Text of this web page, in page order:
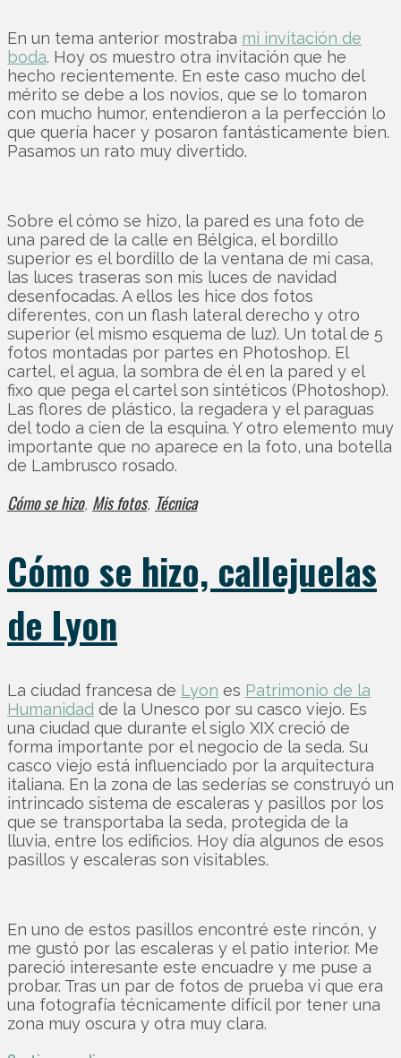
En un tema anterior mostraba mi invitación de
boda. Hoy os muestro otra invitación que he
hecho recientemente. En este caso mucho del
mérito se debe a los novios, que se lo tomaron
con mucho humor, entendieron a la perfección lo
que quería hacer y posaron fantásticamente bien.
Pasamos un rato muy divertido.
Sobre el cómo se hizo, la pared es una foto de
una pared de la calle en Bélgica, el bordillo
superior es el bordillo de la ventana de mi casa,
las luces traseras son mis luces de navidad
desenfocadas. A ellos les hice dos fotos
diferentes, con un flash lateral derecho y otro
superior (el mismo esquema de luz). Un total de 5
fotos montadas por partes en Photoshop. El
cartel, el agua, la sombra de él en la pared y el
fixo que pega el cartel son sintéticos (Photoshop).
Las flores de plástico, la regadera y el paraguas
del todo a cien de la esquina. Y otro elemento muy
importante que no aparece en la foto, una botella
de Lambrusco rosado.
Cómo se hizo, Mis fotos, Técnica
Cómo se hizo, callejuelas
de Lyon
La ciudad francesa de Lyon es Patrimonio de la
Humanidad de la Unesco por su casco viejo. Es
una ciudad que durante el siglo XIX creció de
forma importante por el negocio de la seda. Su
casco viejo está influenciado por la arquitectura
italiana. En la zona de las sederías se construyó un
intrincado sistema de escaleras y pasillos por los
que se transportaba la seda, protegida de la
lluvia, entre los edificios. Hoy día algunos de esos
pasillos y escaleras son visitables.
En uno de estos pasillos encontré este rincón, y
me gustó por las escaleras y el patio interior. Me
pareció interesante este encuadre y me puse a
probar. Tras un par de fotos de prueba vi que era
una fotografía técnicamente difícil por tener una
zona muy oscura y otra muy clara.